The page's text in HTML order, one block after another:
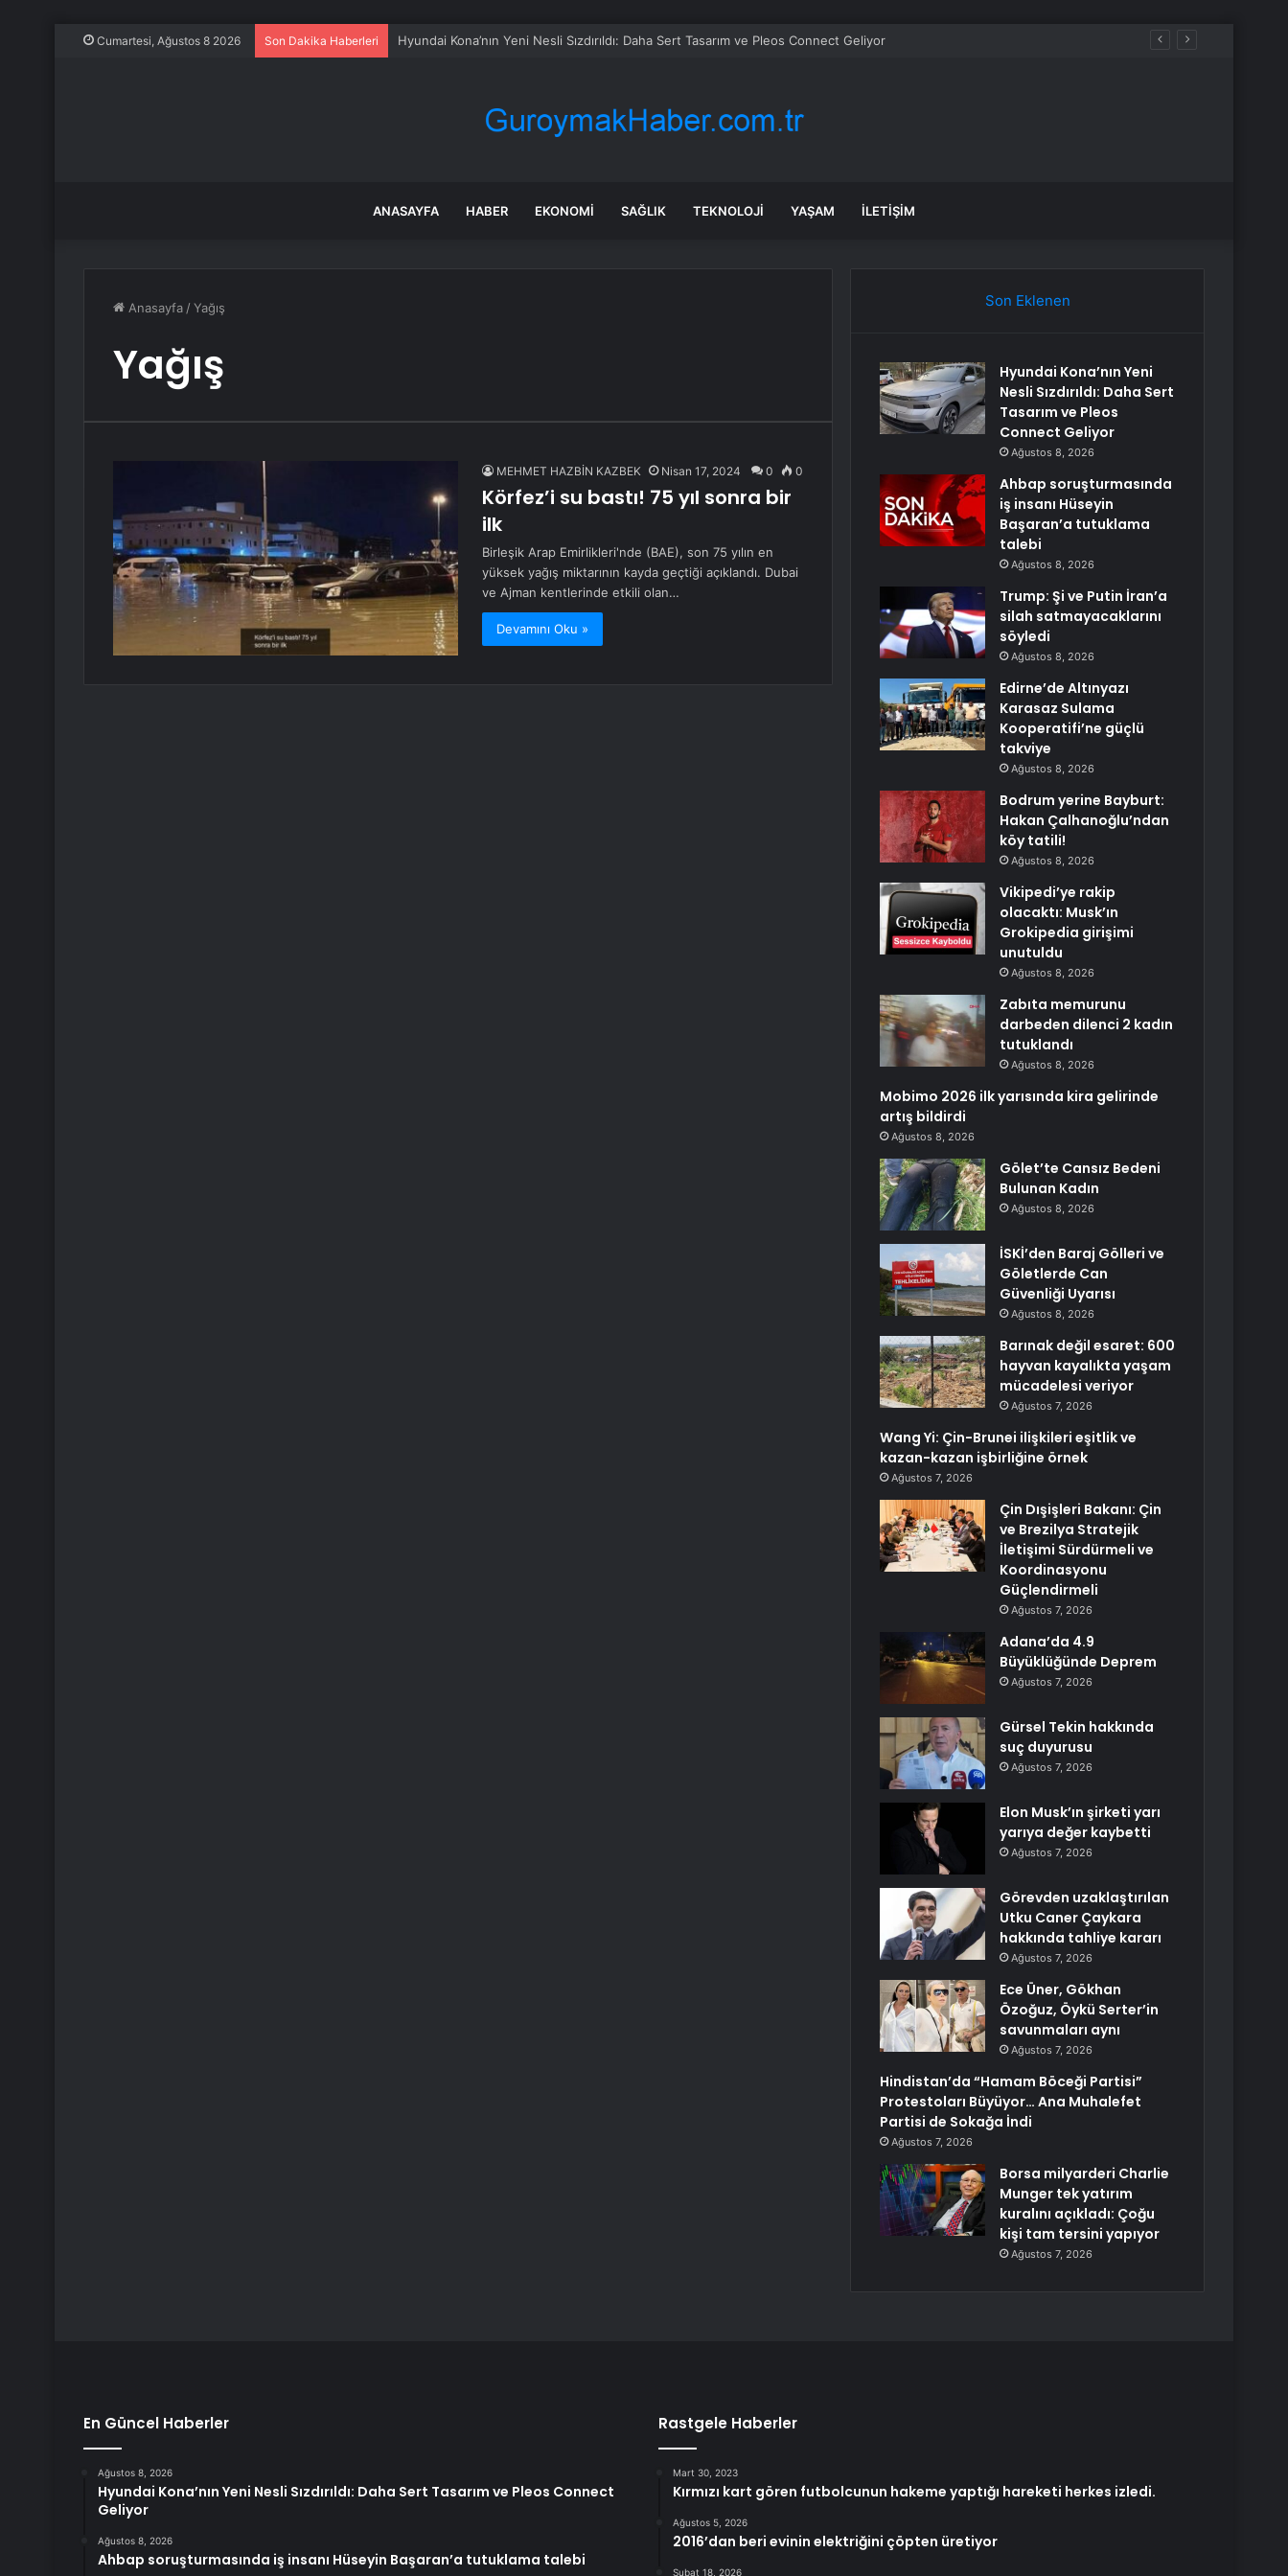
Cumartesi, Ağustos 8 2026 Son Dakika Haberleri Ahbap soruşturmasında iş insanı Hüseyin Başaran’a tutuklama talebi
ANASAYFA HABER EKONOMI SAĞLIK TEKNOLOJI YAŞAM İLETIŞIM
Anasayfa /Yağış
Yağış
MEHMET HAZBİN KAZBEK Nisan 17, 2024 0 0
Körfez’i su bastı! 75 yıl sonra bir
ilk
Birleşik Arap Emirlikleri'nde (BAE), son 75 yılın en
yüksek yağış miktarının kayda geçtiği açıklandı. Dubai
ve Ajman kentlerinde etkili olan…
Devamını Oku »
Son Eklenen
Hyundai Kona’nın Yeni
Nesli Sızdırıldı: Daha Sert
Tasarım ve Pleos
Connect Geliyor
Ağustos 8, 2026
Ahbap soruşturmasında
iş insanı Hüseyin
Başaran’a tutuklama
talebi
Ağustos 8, 2026
Trump: Şi ve Putin İran’a
silah satmayacaklarını
söyledi
Ağustos 8, 2026
Edirne’de Altınyazı
Karasaz Sulama
Kooperatifi’ne güçlü
takviye
Ağustos 8, 2026
Bodrum yerine Bayburt:
Hakan Çalhanoğlu’ndan
köy tatili!
Ağustos 8, 2026
Vikipedi’ye rakip
olacaktı: Musk’ın
Grokipedia girişimi
unutuldu
Ağustos 8, 2026
Zabıta memurunu
darbeden dilenci 2 kadın
tutuklandı
Ağustos 8, 2026
Mobimo 2026 ilk yarısında kira gelirinde
artış bildirdi
Ağustos 8, 2026
Gölet’te Cansız Bedeni
Bulunan Kadın
Ağustos 8, 2026
İSKİ’den Baraj Gölleri ve
Göletlerde Can
Güvenliği Uyarısı
Ağustos 8, 2026
Barınak değil esaret: 600
hayvan kayalıkta yaşam
mücadelesi veriyor
Ağustos 7, 2026
Wang Yi: Çin-Brunei ilişkileri eşitlik ve
kazan-kazan işbirliğine örnek
Ağustos 7, 2026
Çin Dışişleri Bakanı: Çin
ve Brezilya Stratejik
İletişimi Sürdürmeli ve
Koordinasyonu
Güçlendirmeli
Ağustos 7, 2026
Adana’da 4.9
Büyüklüğünde Deprem
Ağustos 7, 2026
Gürsel Tekin hakkında
suç duyurusu
Ağustos 7, 2026
Elon Musk’ın şirketi yarı
yarıya değer kaybetti
Ağustos 7, 2026
Görevden uzaklaştırılan
Utku Caner Çaykara
hakkında tahliye kararı
Ağustos 7, 2026
Ece Üner, Gökhan
Özoğuz, Öykü Serter’in
savunmaları aynı
Ağustos 7, 2026
Hindistan’da “Hamam Böceği Partisi”
Protestoları Büyüyor… Ana Muhalefet
Partisi de Sokağa İndi
Ağustos 7, 2026
Borsa milyarderi Charlie
Munger tek yatırım
kuralını açıkladı: Çoğu
kişi tam tersini yapıyor
Ağustos 7, 2026
En Güncel Haberler
Ağustos 8, 2026
Hyundai Kona’nın Yeni Nesli Sızdırıldı: Daha Sert Tasarım ve Pleos Connect
Geliyor
Ağustos 8, 2026
Ahbap soruşturmasında iş insanı Hüseyin Başaran’a tutuklama talebi
Rastgele Haberler
Mart 30, 2023
Kırmızı kart gören futbolcunun hakeme yaptığı hareketi herkes izledi.
Ağustos 5, 2026
2016’dan beri evinin elektriğini çöpten üretiyor
Şubat 18, 2026